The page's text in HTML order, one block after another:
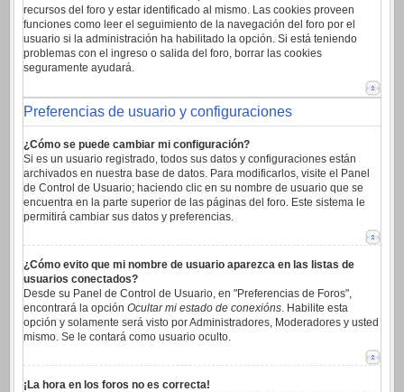
recursos del foro y estar identificado al mismo. Las cookies proveen
funciones como leer el seguimiento de la navegación del foro por el
usuario si la administración ha habilitado la opción. Si está teniendo
problemas con el ingreso o salida del foro, borrar las cookies
seguramente ayudará.
Preferencias de usuario y configuraciones
¿Cómo se puede cambiar mi configuración?
Si es un usuario registrado, todos sus datos y configuraciones están
archivados en nuestra base de datos. Para modificarlos, visite el Panel
de Control de Usuario; haciendo clic en su nombre de usuario que se
encuentra en la parte superior de las páginas del foro. Este sistema le
permitirá cambiar sus datos y preferencias.
¿Cómo evito que mi nombre de usuario aparezca en las listas de
usuarios conectados?
Desde su Panel de Control de Usuario, en "Preferencias de Foros",
encontrará la opción Ocultar mi estado de conexións. Habilite esta
opción y solamente será visto por Administradores, Moderadores y usted
mismo. Se le contará como usuario oculto.
¡La hora en los foros no es correcta!